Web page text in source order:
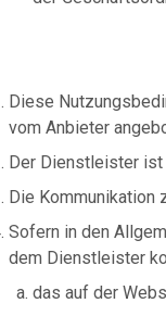
Diese
vom Anbieter
Der Dienstleister
Die Kommunikation
Sofern in den
dem Dienstleister
das auf der